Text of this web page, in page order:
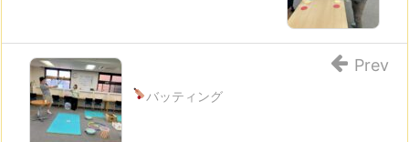
バッティング
Prev